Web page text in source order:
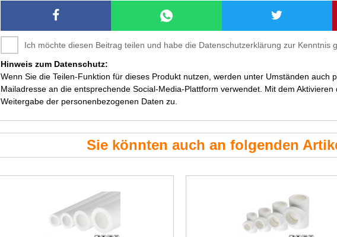
Ich möchte diesen Beitrag teilen und habe die Datenschutzerklärung zur Kenntnis
Hinweis zum Datenschutz:
Wenn Sie die Teilen-Funktion für dieses Produkt nutzen, werden unter Umständen auch
Mailadresse an die entsprechende Social-Media-Plattform verwendet. Mit dem
Weitergabe der personenbezogenen Daten zu.
Sie könnten auch an folgenden